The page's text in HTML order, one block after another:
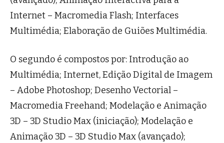
Internet – Macromedia Flash; Interfaces
Multimédia; Elaboração de Guiões Multimédia.
O segundo é compostos por: Introdução ao
Multimédia; Internet, Edição Digital de Imagem
– Adobe Photoshop; Desenho Vectorial –
Macromedia Freehand; Modelação e Animação
3D – 3D Studio Max (iniciação); Modelação e
Animação 3D – 3D Studio Max (avançado);